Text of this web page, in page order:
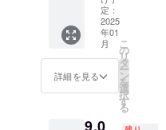
「QuizKnock
」などに実
験協力する
などマルチ
に活躍する
アーティス
ジェク
トにつ
いて学
べる！
東京都
市大学
大学院
攻/工学
定：
2025
年01
月
詳細を見る
こ
の
リ
タ
ー
ン
を
選
択
す
る